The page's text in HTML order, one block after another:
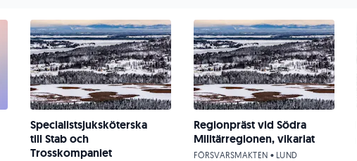
Specialistsjuksköterska
till Stab och
Trosskompaniet
Regionpräst vid Södra
Militärregionen, vikariat
FÖRSVARSMAKTEN • LUND